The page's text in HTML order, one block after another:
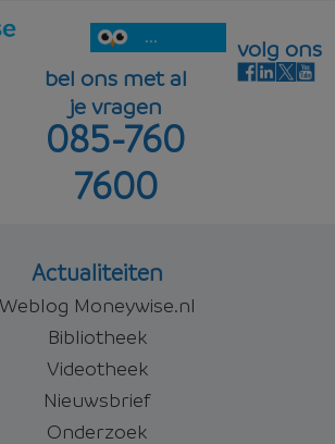
...
bel ons met al
je vragen
085-760
7600
volg ons
Actualiteiten
Weblog Moneywise.nl
Bibliotheek
Videotheek
Nieuwsbrief
Onderzoek